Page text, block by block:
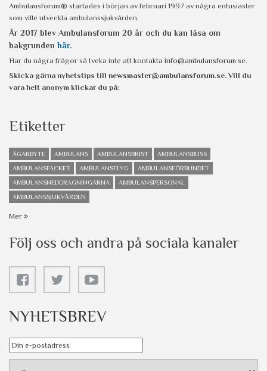
Ambulansforum® startades i början av februari 1997 av några entusiaster
som ville utveckla ambulanssjukvården.
År 2017 blev Ambulansforum 20 år och du kan läsa om
bakgrunden här.
Har du några frågor så tveka inte att kontakta info@ambulansforum.se.
Skicka gärna nyhetstips till newsmaster@ambulansforum.se. Vill du
vara helt anonym klickar du på:
Etiketter
ÄGARBYTE AMBULANS AMBULANSBRIST
AMBULANSBUSS
AMBULANSFACKET
AMBULANSFLYG
AMBULANSFÖRBUNDET
AMBULANSNEDDRAGNINGARNA
AMBULANSPERSONAL
AMBULANSSJUKVÅRDEN
Mer
Följ oss och andra på sociala kanaler
NYHETSBREV